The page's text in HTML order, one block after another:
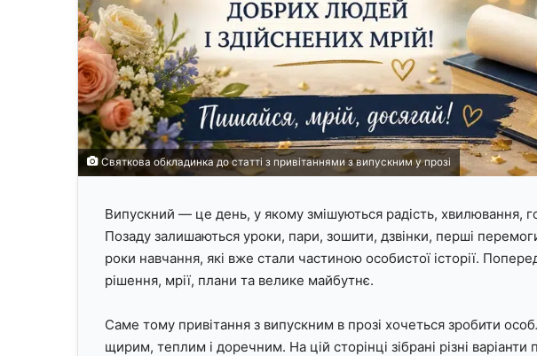
Святкова обкладинка до статті з привітаннями з випускним у прозі
Випускний — це день, у якому змішуються радість, хвилювання,
Позаду залишаються уроки, пари, зошити, дзвінки, перші
роки навчання, які вже стали частиною особистої історії.
рішення, мрії, плани та велике майбутнє.
Саме тому привітання з випускним в прозі хочеться зробити
щирим, теплим і доречним. На цій сторінці зібрані різні